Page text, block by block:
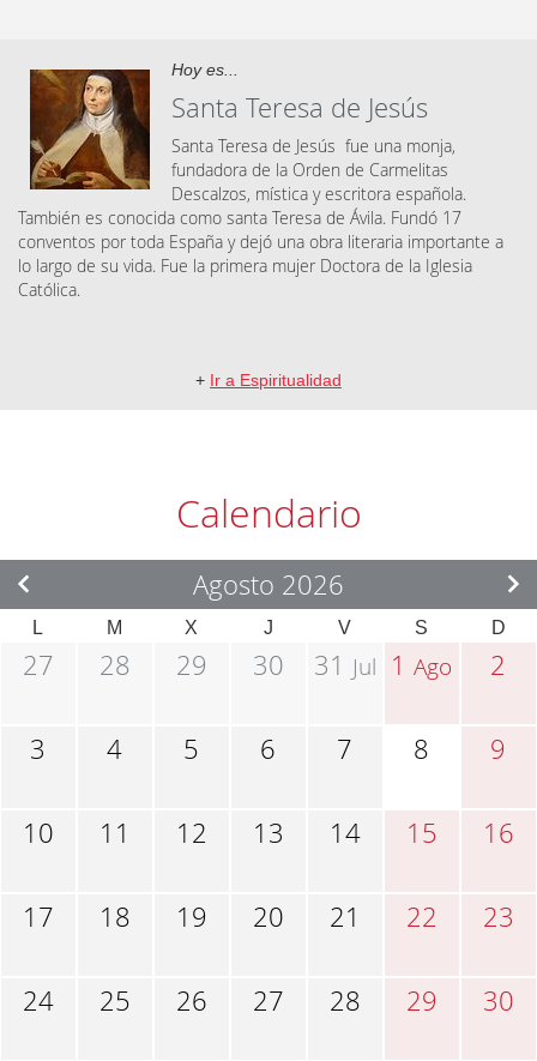
Hoy es...
Santa Teresa de Jesús
Santa Teresa de Jesús​ ​ fue una monja,
fundadora de la Orden de Carmelitas
Descalzos, mística y escritora española.
También es conocida como santa Teresa de Ávila. Fundó 17
conventos por toda España y dejó una obra literaria importante a
lo largo de su vida. Fue la primera mujer Doctora de la Iglesia
Católica.
+ Ir a Espiritualidad
Calendario
Agosto 2026
L M X J V S D
27 28 29 30 31 Jul 1Ago 2
3 4 5 6 7 8 9
10 11 12 13 14 15 16
17 18 19 20 21 22 23
24 25 26 27 28 29 30